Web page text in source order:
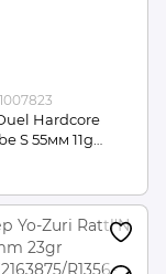
Hardcore
S 55мм 11g
/ F1185-